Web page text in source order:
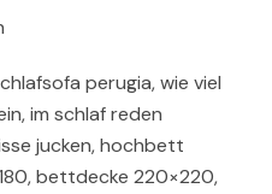
perugia, wie viel
im schlaf reden
jucken, hochbett
bettdecke 220×220,